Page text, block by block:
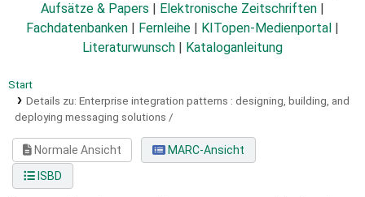
Aufsätze & Papers
Elektronische Zeitschriften
Fachdatenbanken
Fernleihe KITopen-Medienportal
Literaturwunsch
Kataloganleitung
Start
Details zu: Enterprise integration patterns : designing, building, and
deploying messaging solutions /
Normale Ansicht
MARC-Ansicht
ISBD